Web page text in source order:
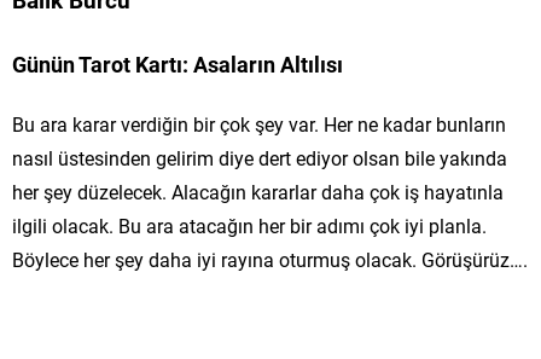
Günün Tarot Kartı: Asaların Altılısı
Bu ara karar verdiğin bir çok şey var. Her ne kadar bunların
nasıl üstesinden gelirim diye dert ediyor olsan bile yakında
her şey düzelecek. Alacağın kararlar daha çok iş hayatınla
ilgili olacak. Bu ara atacağın her bir adımı çok iyi planla.
Böylece her şey daha iyi rayına oturmuş olacak. Görüşürüz….